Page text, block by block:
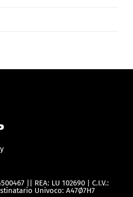
|| REA: LU 102690 | C.I.V.:
Univoco: A47Ø7H7